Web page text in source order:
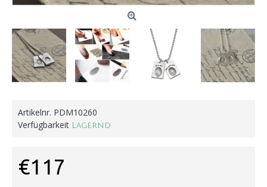
Artikelnr. PDM10260
Verfügbarkeit Lagernd
€117